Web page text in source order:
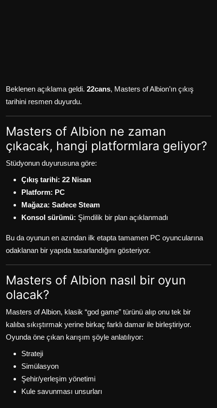
Beklenen açıklama geldi. 22cans, Masters of Albion’ın çıkış
tarihini resmen duyurdu.
Masters of Albion ne zaman
çıkacak, hangi platformlara geliyor?
Stüdyonun duyurusuna göre:
Çıkış tarihi: 22 Nisan
Platform: PC
Mağaza: Sadece Steam
Konsol sürümü: Şimdilik bir plan açıklanmadı
Bu da oyunun en azından ilk etapta tamamen PC oyuncularına
odaklanan bir yapıda tasarlandığını gösteriyor.
Masters of Albion nasıl bir oyun
olacak?
Masters of Albion, klasik “god game” türünü alıp onu tek bir
kalıba sıkıştırmak yerine birkaç farklı damar ile birleştiriyor.
Oyunda öne çıkan karışım şöyle anlatılıyor:
Strateji
Simülasyon
Şehir/yerleşim yönetimi
Kule savunması unsurları